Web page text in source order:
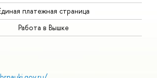
платежная страница
Работа в Вышке